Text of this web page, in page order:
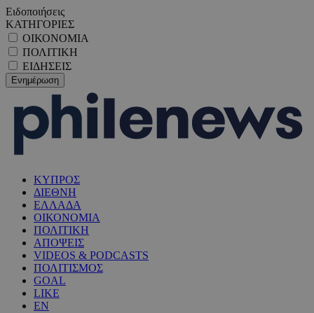
Ειδοποιήσεις
ΚΑΤΗΓΟΡΙΕΣ
ΟΙΚΟΝΟΜΙΑ
ΠΟΛΙΤΙΚΗ
ΕΙΔΗΣΕΙΣ
ΚΥΠΡΟΣ
ΔΙΕΘΝΗ
ΕΛΛΑΔΑ
ΟΙΚΟΝΟΜΙΑ
ΠΟΛΙΤΙΚΗ
ΑΠΟΨΕΙΣ
VIDEOS & PODCASTS
ΠΟΛΙΤΙΣΜΟΣ
GOAL
LIKE
EN